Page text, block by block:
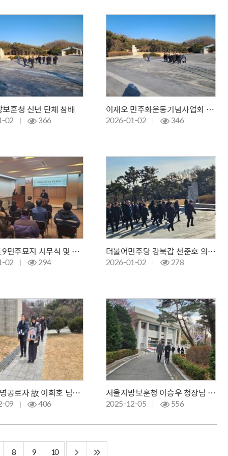
훈청 신년 단체 참배
02 366
이재오 민주화운동기념사업회 이사장 신년 참배
2026-01-02 346
국립4·19민주묘지 시무식 및 신년 직원 단체 참배
02 294
더불어민주당 강북갑 천준호 의원 신년 참배
2026-01-02 278
4·19혁명공로자 故 이희호 님의 안장식
09 406
서울지방보훈청 이승우 청장님 현장 점검
2025-12-05 556
8 9 10